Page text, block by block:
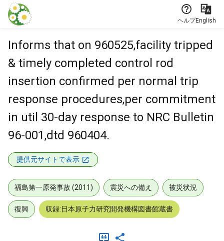
本文に飛ぶ
ヘルプEnglish
Informs that on 960525,facility tripped
& timely completed control rod
insertion confirmed per normal trip
response procedures,per commitment
in util 30-day response to NRC Bulletin
96-001,dtd 960404.
提供元サイトで表示
福島第一原発事故 (2011) 震災への備え 被災状況
復興 収録:日本原子力研究開発機構図書館蔵書